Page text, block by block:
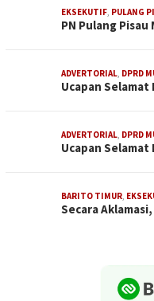
EKSEKUTIF, PULANG
PN Pulang
ADVERTORIAL, DPRD
Ucapan
ADVERTORIAL, DPRD
Ucapan
BARITO TIMUR,
Secara